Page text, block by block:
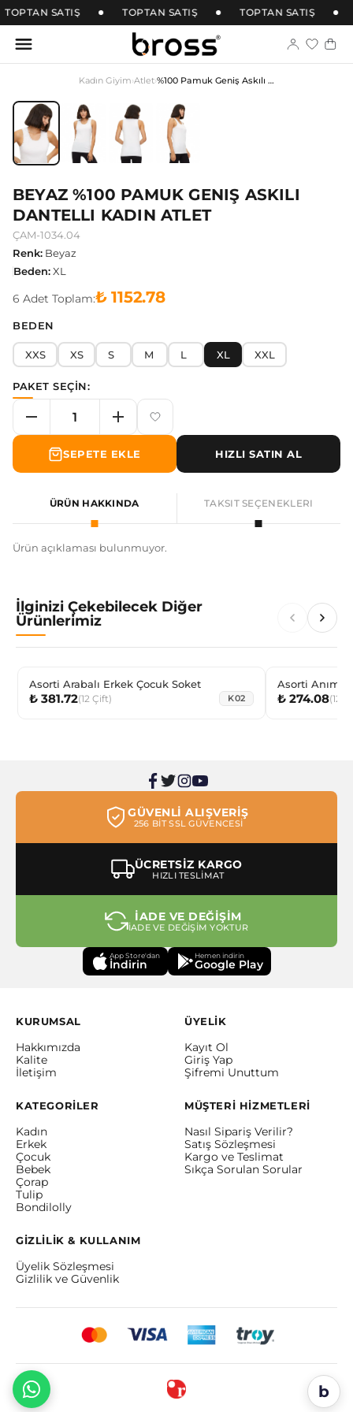
TOPTAN SATIŞ TOPTAN SATIŞ TOPTAN SATIŞ
Kadın Giyim›Atlet› %100 Pamuk Geniş Askılı Dantelli Kadın Atlet
BEYAZ %100 PAMUK GENIŞ ASKILI
DANTELLI KADIN ATLET
ÇAM-1034.04
Renk: Beyaz
Beden:XL
6 Adet Toplam:₺ 1152.78
BEDEN
XXS XS S M L XL XXL
PAKET SEÇİN:
SEPETE EKLE HIZLI SATIN AL
ÜRÜN HAKKINDA TAKSIT SEÇENEKLERI
Ürün açıklaması bulunmuyor.
İlginizi Çekebilecek Diğer
Ürünlerimiz
Asorti Arabalı Erkek Çocuk Soket
₺ 381.72(12 Çift) K02
Asorti Anımal
₺ 274.08(12
GÜVENLİ ALIŞVERİŞ
256 BİT SSL GÜVENCESİ
ÜCRETSİZ KARGO
HIZLI TESLİMAT
İADE VE DEĞİŞİM
İADE VE DEĞİŞİM YOKTUR
App Store'dan
İndirin
Hemen indirin
Google Play
KURUMSAL
Hakkımızda
Kalite
İletişim
ÜYELİK
Kayıt Ol
Giriş Yap
Şifremi Unuttum
KATEGORİLER
Kadın
Erkek
Çocuk
Bebek
Çorap
Tulip
Bondilolly
MÜŞTERİ HİZMETLERİ
Nasıl Sipariş Verilir?
Satış Sözleşmesi
Kargo ve Teslimat
Sıkça Sorulan Sorular
GİZLİLİK & KULLANIM
Üyelik Sözleşmesi
Gizlilik ve Güvenlik
b